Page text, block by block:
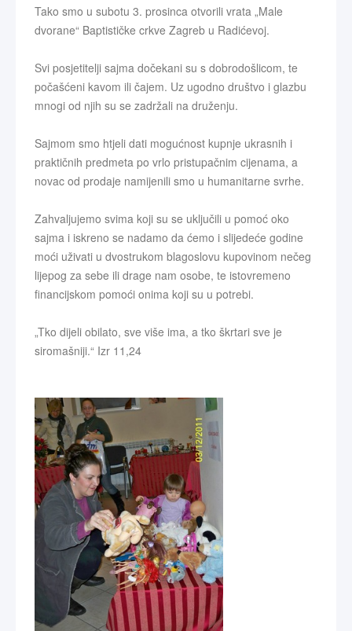
Tako smo u subotu 3. prosinca otvorili vrata „Male
dvorane“ Baptističke crkve Zagreb u Radićevoj.
Svi posjetitelji sajma dočekani su s dobrodošlicom, te
počašćeni kavom ili čajem. Uz ugodno društvo i glazbu
mnogi od njih su se zadržali na druženju.
Sajmom smo htjeli dati mogućnost kupnje ukrasnih i
praktičnih predmeta po vrlo pristupačnim cijenama, a
novac od prodaje namijenili smo u humanitarne svrhe.
Zahvaljujemo svima koji su se uključili u pomoć oko
sajma i iskreno se nadamo da ćemo i slijedeće godine
moći uživati u dvostrukom blagoslovu kupovinom nečeg
lijepog za sebe ili drage nam osobe, te istovremeno
financijskom pomoći onima koji su u potrebi.
„Tko dijeli obilato, sve više ima, a tko škrtari sve je
siromašniji.“ Izr 11,24